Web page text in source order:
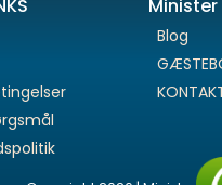
Minister
Blog